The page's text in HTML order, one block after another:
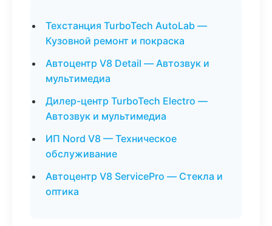
Техстанция TurboTech AutoLab —
Кузовной ремонт и покраска
Автоцентр V8 Detail — Автозвук и
мультимедиа
Дилер-центр TurboTech Electro —
Автозвук и мультимедиа
ИП Nord V8 — Техническое
обслуживание
Автоцентр V8 ServicePro — Стекла и
оптика